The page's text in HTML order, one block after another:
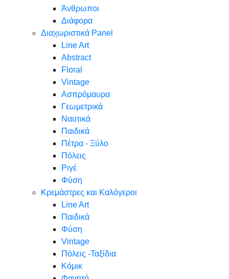
Άνθρωποι
Διάφορα
Διαχωριστικά Panel
Line Art
Abstract
Floral
Vintage
Ασπρόμαυρα
Γεωμετρικά
Ναυτικά
Παιδικά
Πέτρα - Ξύλο
Πόλεις
Ριγέ
Φύση
Κρεμάστρες και Καλόγεροι
Line Art
Παιδικά
Φύση
Vintage
Πόλεις -Ταξίδια
Κόμικ